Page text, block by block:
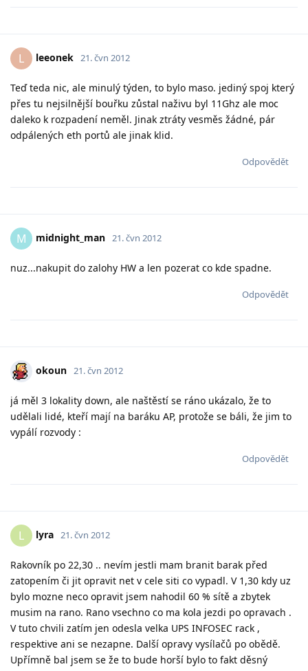
L leeonek 21. čvn 2012
Teď teda nic, ale minulý týden, to bylo maso. jediný spoj který
přes tu nejsilnější bouřku zůstal naživu byl 11Ghz ale moc
daleko k rozpadení neměl. Jinak ztráty vesměs žádné, pár
odpálených eth portů ale jinak klid.
Odpovědět
M midnight_man 21. čvn 2012
nuz...nakupit do zalohy HW a len pozerat co kde spadne.
Odpovědět
okoun 21. čvn 2012
já měl 3 lokality down, ale naštěstí se ráno ukázalo, že to
udělali lidé, kteří mají na baráku AP, protože se báli, že jim to
vypálí rozvody :
Odpovědět
L lyra 21. čvn 2012
Rakovník po 22,30 .. nevím jestli mam branit barak před
zatopením či jit opravit net v cele siti co vypadl. V 1,30 kdy uz
bylo mozne neco opravit jsem nahodil 60 % sítě a zbytek
musim na rano. Rano vsechno co ma kola jezdi po opravach .
V tuto chvili zatím jen odesla velka UPS INFOSEC rack ,
respektive ani se nezapne. Další opravy vysílačů po obědě.
Upřímně bal jsem se že to bude horší bylo to fakt děsný